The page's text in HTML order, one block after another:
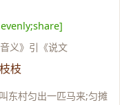
义》引《说文
枝
东村匀出一匹马来;匀摊